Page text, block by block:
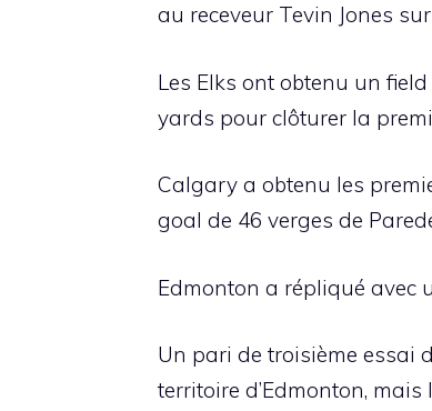
au receveur Tevin Jones
Les Elks ont obtenu un
yards pour clôturer la
Calgary a obtenu les
goal de 46 verges de
Edmonton a répliqué avec
Un pari de troisième essai
territoire d’Edmonton,